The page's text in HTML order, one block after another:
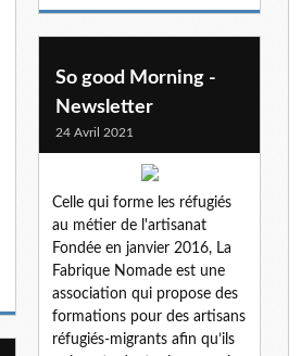
So good Morning -
Newsletter
24 Avril 2021
Celle qui forme les réfugiés
au métier de l'artisanat
Fondée en janvier 2016, La
Fabrique Nomade est une
association qui propose des
formations pour des artisans
réfugiés-migrants afin qu’ils